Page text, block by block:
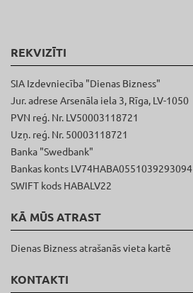
REKVIZĪTI
SIA Izdevniecība "Dienas Bizness"
Jur. adrese Arsenāla iela 3, Rīga, LV-1050
PVN reģ. Nr. LV50003118721
Uzņ. reģ. Nr. 50003118721
Banka "Swedbank"
Bankas konts LV74HABA0551039293094
SWIFT kods HABALV22
KĀ MŪS ATRAST
Dienas Bizness atrašanās vieta kartē
KONTAKTI